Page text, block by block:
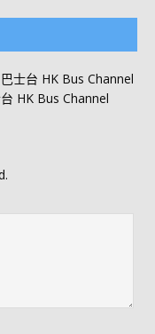
士台 HK Bus Channel
HK Bus Channel